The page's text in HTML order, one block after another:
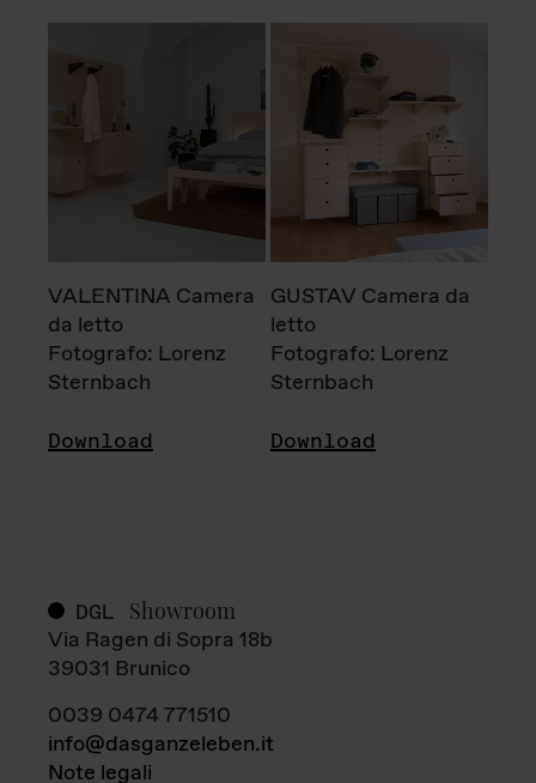
VALENTINA Camera
da letto
Fotografo: Lorenz
Sternbach
Download
GUSTAV Camera da
letto
Fotografo: Lorenz
Sternbach
Download
DGL Showroom
Via Ragen di Sopra 18b
39031 Brunico
0039 0474 771510
info@dasganzeleben.it
Note legali